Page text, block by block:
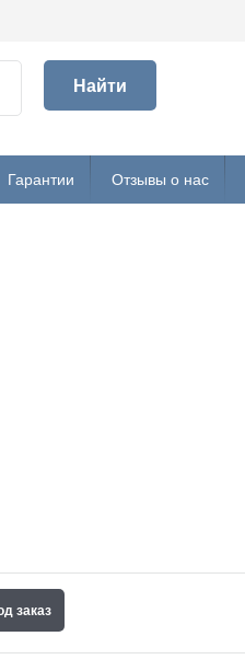
Найти
Гарантии Отзывы о нас
заказ